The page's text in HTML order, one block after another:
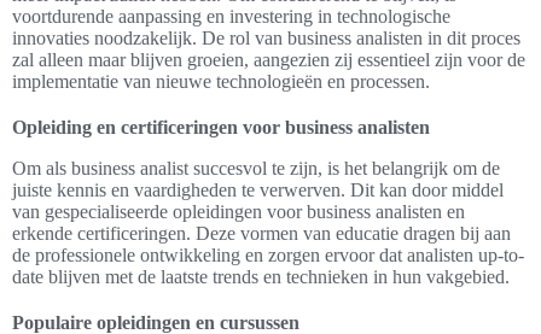
voortdurende aanpassing en investering in technologische
innovaties noodzakelijk. De rol van business analisten in dit proces
zal alleen maar blijven groeien, aangezien zij essentieel zijn voor de
implementatie van nieuwe technologieën en processen.
Opleiding en certificeringen voor business analisten
Om als business analist succesvol te zijn, is het belangrijk om de
juiste kennis en vaardigheden te verwerven. Dit kan door middel
van gespecialiseerde opleidingen voor business analisten en
erkende certificeringen. Deze vormen van educatie dragen bij aan
de professionele ontwikkeling en zorgen ervoor dat analisten up-to-
date blijven met de laatste trends en technieken in hun vakgebied.
Populaire opleidingen en cursussen